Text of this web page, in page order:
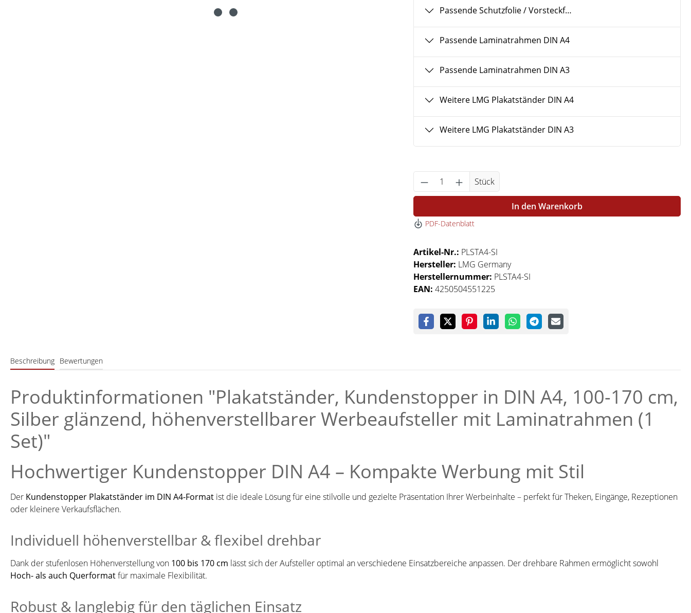
Passende Schutzfolie / Vorsteckfolie
Passende Laminatrahmen DIN A4
Passende Laminatrahmen DIN A3
Weitere LMG Plakatständer DIN A4
Weitere LMG Plakatständer DIN A3
Produkt Anzahl: Gib den gewünschten Wert ein
Stück
In den Warenkorb
PDF-Datenblatt
Artikel-Nr.: PLSTA4-SI
Hersteller: LMG Germany
Herstellernummer: PLSTA4-SI
EAN: 4250504551225
Beschreibung Bewertungen
Produktinformationen "Plakatständer, Kundenstopper in DIN A4, 100-170 cm,
Silber glänzend, höhenverstellbarer Werbeaufsteller mit Laminatrahmen (1
Set)"
Hochwertiger Kundenstopper DIN A4 – Kompakte Werbung mit Stil
Der Kundenstopper Plakatständer im DIN A4-Format ist die ideale Lösung für eine stilvolle und gezielte Präsentation Ihrer Werbeinhalte – perfekt für Theken, Eingänge, Rezeptionen
oder kleinere Verkaufsflächen.
Individuell höhenverstellbar & flexibel drehbar
Dank der stufenlosen Höhenverstellung von 100 bis 170 cm lässt sich der Aufsteller optimal an verschiedene Einsatzbereiche anpassen. Der drehbare Rahmen ermöglicht sowohl
Hoch- als auch Querformatfür maximale Flexibilität.
Robust & langlebig für den täglichen Einsatz